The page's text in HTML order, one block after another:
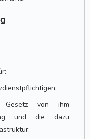
von ihm
und die dazu